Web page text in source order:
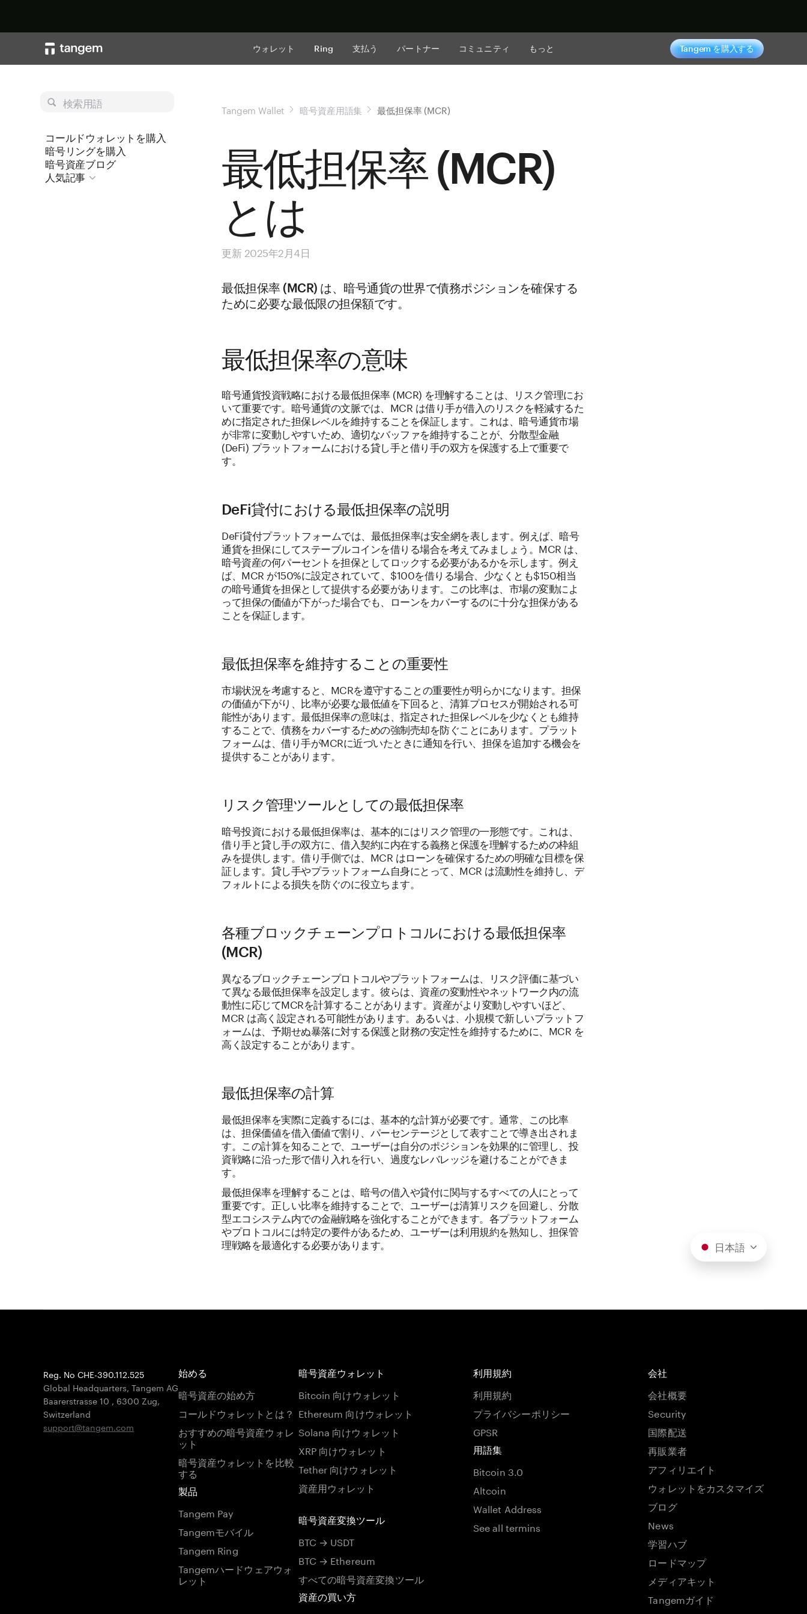
ウォレット Ring 支払う パートナー コミュニティ もっと Tangem を購入する
検索用語
コールドウォレットを購入
暗号リングを購入
暗号資産ブログ
人気記事
Tangem Wallet 暗号資産用語集 最低担保率 (MCR)
最低担保率 (MCR)
とは
更新 2025年2月4日
最低担保率 (MCR) は、暗号通貨の世界で債務ポジションを確保する
ために必要な最低限の担保額です。
最低担保率の意味
暗号通貨投資戦略における最低担保率 (MCR) を理解することは、リスク管理にお
いて重要です。暗号通貨の文脈では、MCR は借り手が借入のリスクを軽減するた
めに指定された担保レベルを維持することを保証します。これは、暗号通貨市場
が非常に変動しやすいため、適切なバッファを維持することが、分散型金融
(DeFi) プラットフォームにおける貸し手と借り手の双方を保護する上で重要で
す。
DeFi貸付における最低担保率の説明
DeFi貸付プラットフォームでは、最低担保率は安全網を表します。例えば、暗号
通貨を担保にしてステーブルコインを借りる場合を考えてみましょう。MCR は、
暗号資産の何パーセントを担保としてロックする必要があるかを示します。例え
ば、MCR が150%に設定されていて、$100を借りる場合、少なくとも$150相当
の暗号通貨を担保として提供する必要があります。この比率は、市場の変動によ
って担保の価値が下がった場合でも、ローンをカバーするのに十分な担保がある
ことを保証します。
最低担保率を維持することの重要性
市場状況を考慮すると、MCRを遵守することの重要性が明らかになります。担保
の価値が下がり、比率が必要な最低値を下回ると、清算プロセスが開始される可
能性があります。最低担保率の意味は、指定された担保レベルを少なくとも維持
することで、債務をカバーするための強制売却を防ぐことにあります。プラット
フォームは、借り手がMCRに近づいたときに通知を行い、担保を追加する機会を
提供することがあります。
リスク管理ツールとしての最低担保率
暗号投資における最低担保率は、基本的にはリスク管理の一形態です。これは、
借り手と貸し手の双方に、借入契約に内在する義務と保護を理解するための枠組
みを提供します。借り手側では、MCR はローンを確保するための明確な目標を保
証します。貸し手やプラットフォーム自身にとって、MCR は流動性を維持し、デ
フォルトによる損失を防ぐのに役立ちます。
各種ブロックチェーンプロトコルにおける最低担保率
(MCR)
異なるブロックチェーンプロトコルやプラットフォームは、リスク評価に基づい
て異なる最低担保率を設定します。彼らは、資産の変動性やネットワーク内の流
動性に応じてMCRを計算することがあります。資産がより変動しやすいほど、
MCR は高く設定される可能性があります。あるいは、小規模で新しいプラットフ
ォームは、予期せぬ暴落に対する保護と財務の安定性を維持するために、MCR を
高く設定することがあります。
最低担保率の計算
最低担保率を実際に定義するには、基本的な計算が必要です。通常、この比率
は、担保価値を借入価値で割り、パーセンテージとして表すことで導き出されま
す。この計算を知ることで、ユーザーは自分のポジションを効果的に管理し、投
資戦略に沿った形で借り入れを行い、過度なレバレッジを避けることができま
す。
最低担保率を理解することは、暗号の借入や貸付に関与するすべての人にとって
重要です。正しい比率を維持することで、ユーザーは清算リスクを回避し、分散
型エコシステム内での金融戦略を強化することができます。各プラットフォーム
やプロトコルには特定の要件があるため、ユーザーは利用規約を熟知し、担保管
理戦略を最適化する必要があります。
日本語
Reg. No CHE-390.112.525
Global Headquarters, Tangem AG
Baarerstrasse 10 , 6300 Zug,
Switzerland
support@tangem.com
始める
暗号資産の始め方
コールドウォレットとは？
おすすめの暗号資産ウォレ
ット
暗号資産ウォレットを比較
する
製品
Tangem Pay
Tangemモバイル
Tangem Ring
Tangemハードウェアウォ
レット
暗号資産ウォレット
Bitcoin 向けウォレット
Ethereum 向けウォレット
Solana 向けウォレット
XRP 向けウォレット
Tether 向けウォレット
資産用ウォレット
暗号資産変換ツール
BTC → USDT
BTC → Ethereum
すべての暗号資産変換ツール
資産の買い方
利用規約
利用規約
プライバシーポリシー
GPSR
用語集
Bitcoin 3.0
Altcoin
Wallet Address
See all termins
会社
会社概要
Security
国際配送
再販業者
アフィリエイト
ウォレットをカスタマイズ
ブログ
News
学習ハブ
ロードマップ
メディアキット
Tangemガイド